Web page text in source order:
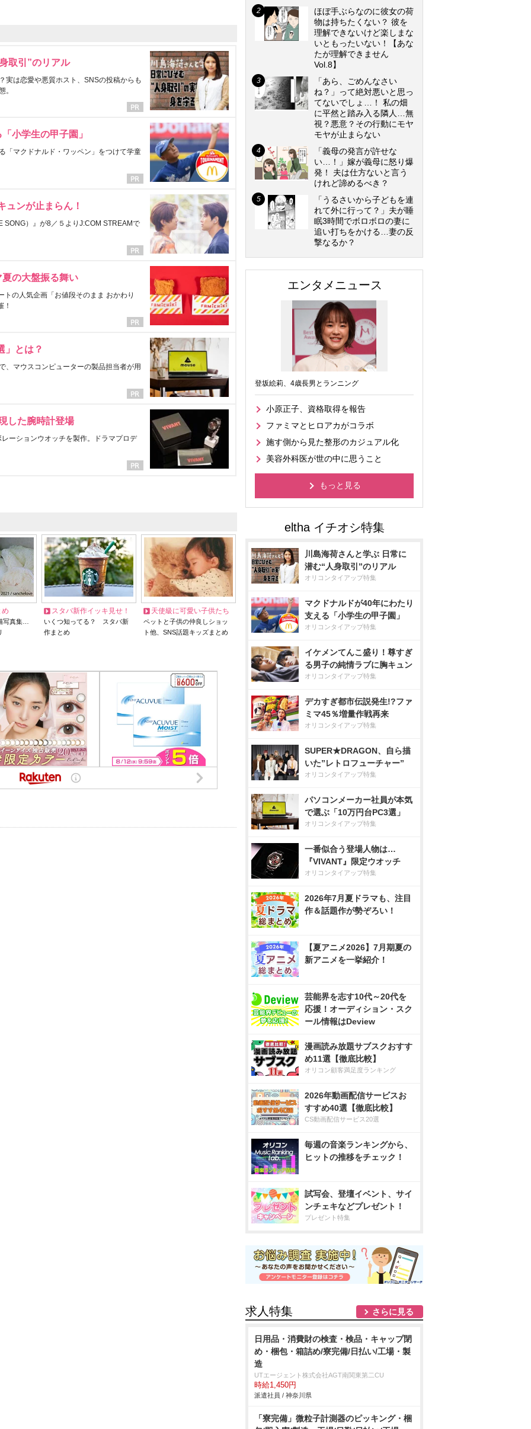
取引”のリアル
実は恋愛や悪質ホスト、SNSの投稿からも
。
小学生の甲子園」
「マクドナルド・ワッペン」をつけて学童
ュンが止まらん！
SONG）』が8／５よりJ:COM STREAMで
の大盤振る舞い
の人気企画「お値段そのまま おかわり
！
」とは？
、マウスコンピューターの製品担当者が用
した腕時計登場
ーションウオッチを製作。ドラマプロデ
め
写真集…
スタバ新作イッキ見せ！
いくつ知ってる？ スタバ新
作まとめ
天使級に可愛い子供たち
ペットと子供の仲良しショッ
ト他、SNS話題キッズまとめ
ほぼ手ぶらなのに彼女の荷
物は持ちたくない？ 彼を
理解できないけど楽しまな
いともったいない！【あな
たが理解できません
Vol.8】
「あら、ごめんなさい
ね？」って絶対悪いと思っ
てないでしょ…！ 私の畑
に平然と踏み入る隣人…無
視？悪意？その行動にモヤ
モヤが止まらない
「義母の発言が許せな
い…！」嫁が義母に怒り爆
発！ 夫は仕方ないと言う
けれど諦めるべき？
「うるさいから子どもを連
れて外に行って？」夫が睡
眠3時間でボロボロの妻に
追い打ちをかける…妻の反
撃なるか？
エンタメニュース
登坂絵莉、4歳長男とランニング
小原正子、資格取得を報告
ファミマとヒロアカがコラボ
施す側から見た整形のカジュアル化
美容外科医が世の中に思うこと
もっと見る
川島海荷さんと学ぶ 日常に
潜む“人身取引”のリアル
オリコンタイアップ特集
マクドナルドが40年にわたり
支える「小学生の甲子園」
オリコンタイアップ特集
イケメンてんこ盛り！尊すぎ
る男子の純情ラブに胸キュン
オリコンタイアップ特集
デカすぎ都市伝説発生!?ファ
ミマ45％増量作戦再来
オリコンタイアップ特集
SUPER★DRAGON、自ら描
いた”レトロフューチャー”
オリコンタイアップ特集
パソコンメーカー社員が本気
で選ぶ「10万円台PC3選」
オリコンタイアップ特集
一番似合う登場人物は…
『VIVANT』限定ウオッチ
オリコンタイアップ特集
2026年7月夏ドラマも、注目
作＆話題作が勢ぞろい！
【夏アニメ2026】7月期夏の
新アニメを一挙紹介！
芸能界を志す10代～20代を
応援！オーディション・スク
ール情報はDeview
漫画読み放題サブスクおすす
め11選【徹底比較】
オリコン顧客満足度ランキング
2026年動画配信サービスお
すすめ40選【徹底比較】
CS動画配信サービス20選
毎週の音楽ランキングから、
ヒットの推移をチェック！
試写会、登壇イベント、サイ
ンチェキなどプレゼント！
プレゼント特集
求人特集 さらに見る
日用品・消費財の検査・検品・キャップ閉
め・梱包・箱詰め/寮完備/日払い/工場・製
造
UTエージェント株式会社AGT南関東第二CU
時給1,450円
派遣社員 / 神奈川県
「寮完備」微粒子計測器のピッキング・梱